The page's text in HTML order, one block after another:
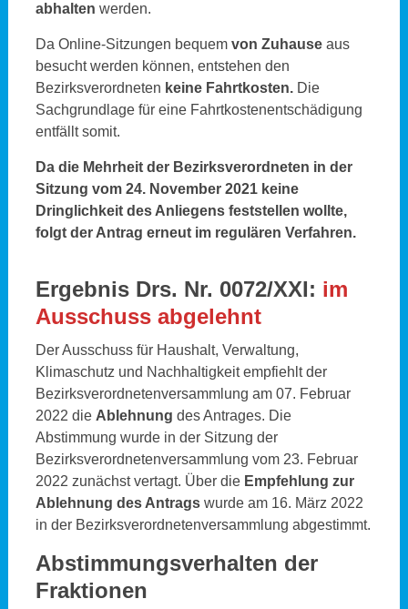
abhalten werden.
Da Online-Sitzungen bequem von Zuhauseaus
besucht werden können, entstehen den
Bezirksverordneten keine Fahrtkosten.Die
Sachgrundlage für eine Fahrtkostenentschädigung
entfällt somit.
Da die Mehrheit der Bezirksverordneten in der
Sitzung vom 24. November 2021 keine
Dringlichkeit des Anliegens feststellen wollte,
folgt der Antrag erneut im regulären Verfahren.
Ergebnis Drs. Nr. 0072/XXI: im
Ausschuss abgelehnt
Der Ausschuss für Haushalt, Verwaltung,
Klimaschutz und Nachhaltigkeit empfiehlt der
Bezirksverordnetenversammlung am 07. Februar
2022 die Ablehnung des Antrages. Die
Abstimmung wurde in der Sitzung der
Bezirksverordnetenversammlung vom 23. Februar
2022 zunächst vertagt. Über die Empfehlung zur
Ablehnung des Antragswurde am 16. März 2022
in der Bezirksverordnetenversammlung abgestimmt.
Abstimmungsverhalten der
Fraktionen